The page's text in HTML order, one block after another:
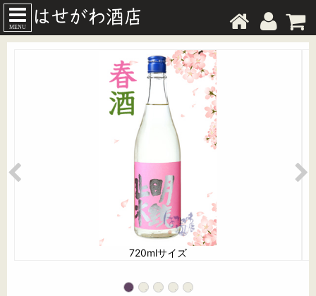
MENU
720mlサイズ